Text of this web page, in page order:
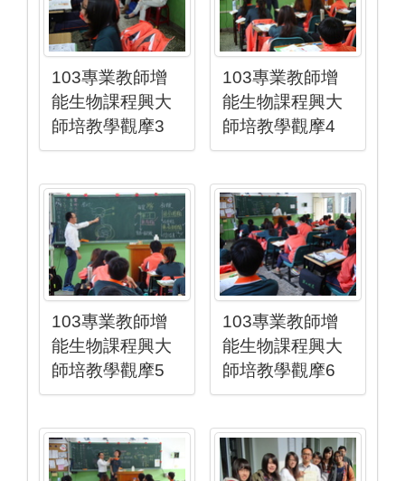
103專業教師增
能生物課程興大
師培教學觀摩3
103專業教師增
能生物課程興大
師培教學觀摩4
103專業教師增
能生物課程興大
師培教學觀摩5
103專業教師增
能生物課程興大
師培教學觀摩6